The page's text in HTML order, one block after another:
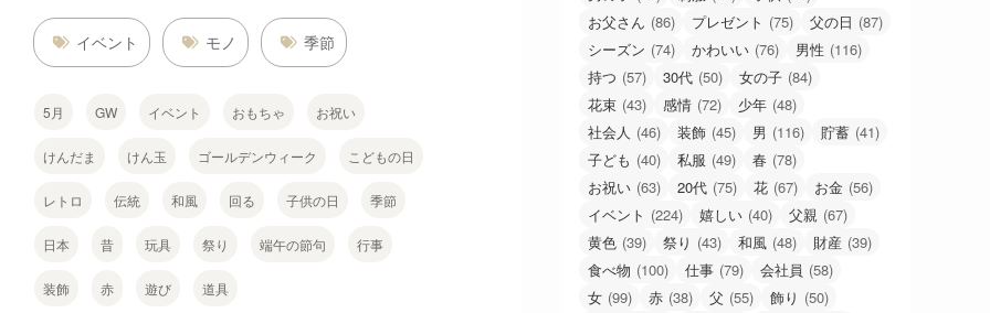
イベント モノ 季節
5月 GW イベント おもちゃ お祝い
けんだま けん玉 ゴールデンウィーク こどもの日
レトロ 伝統 和風 回る 子供の日 季節
日本 昔 玩具 祭り 端午の節句 行事
装飾 赤 遊び 道具
お父さん (86) プレゼント (75) 父の日 (87)
シーズン (74) かわいい (76) 男性 (116)
持つ (57) 30代 (50) 女の子 (84)
花束 (43) 感情 (72) 少年 (48)
社会人 (46) 装飾 (45) 男 (116) 貯蓄 (41)
子ども (40) 私服 (49) 春 (78)
お祝い (63) 20代 (75) 花 (67) お金 (56)
イベント (224) 嬉しい (40) 父親 (67)
黄色 (39) 祭り (43) 和風 (48) 財産 (39)
食べ物 (100) 仕事 (79) 会社員 (58)
女 (99) 赤 (38) 父 (55) 飾り (50)